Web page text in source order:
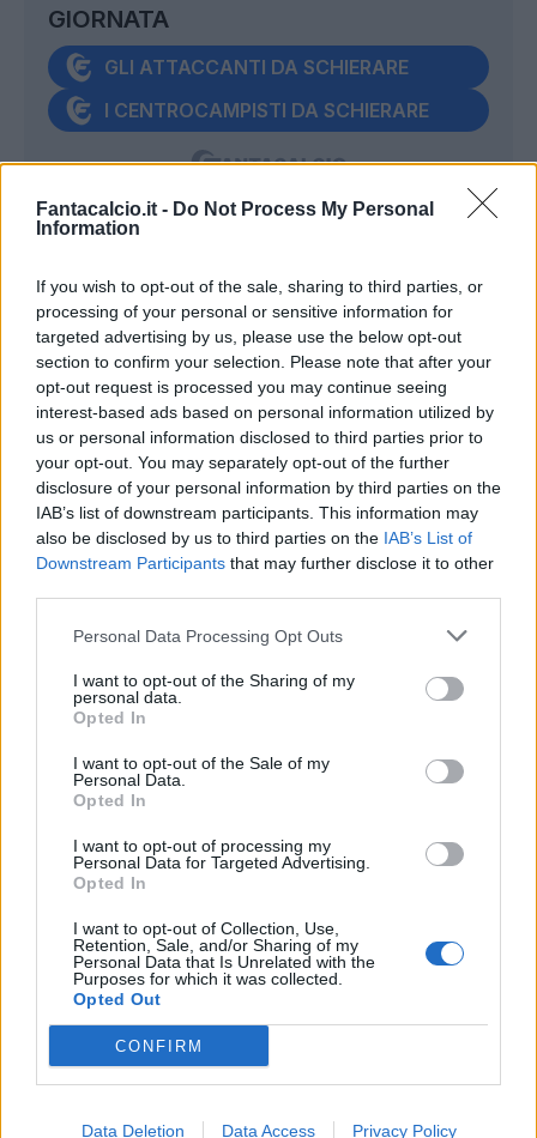
Fantacalcio.it - Do Not Process My Personal
Information
If you wish to opt-out of the sale, sharing to third parties, or
processing of your personal or sensitive information for
targeted advertising by us, please use the below opt-out
section to confirm your selection. Please note that after your
opt-out request is processed you may continue seeing
interest-based ads based on personal information utilized by
us or personal information disclosed to third parties prior to
your opt-out. You may separately opt-out of the further
disclosure of your personal information by third parties on the
IAB’s list of downstream participants. This information may
also be disclosed by us to third parties on the IAB’s List of
Downstream Participants that may further disclose it to other
Personal Data Processing Opt Outs
I want to opt-out of the Sharing of my
personal data.
Opted In
I want to opt-out of the Sale of my
Personal Data.
Opted In
I want to opt-out of processing my
Personal Data for Targeted Advertising.
Opted In
I want to opt-out of Collection, Use,
Retention, Sale, and/or Sharing of my
Personal Data that Is Unrelated with the
Purposes for which it was collected.
Opted Out
CONFIRM
Data Deletion Data Access Privacy Policy
GIORNATA
GLI ATTACCANTI DA SCHIERARE
I CENTROCAMPISTI DA SCHIERARE
poco dai suoi centravanti quest'anno, il
Lecce ha un problema evidente con i calci
piazzati. Il centrale del Napoli viene da due
prove positive di fila, è in crescita e proverà
anche a sbloccarsi in termini di bonus:
finora solo 1 assist, alla seconda giornata.
WESLEY - A Genova era squalificato e la
sua assenza si è sentita parecchio. Il lato
le sue orecchie, ha nelle gambe anche un
bonus decisivo. Esattamente come
all'andata.
DODO' - Inizialmente rimasto fuori in
Conference League, troppo importante per
Vanoli averlo al top nello scontro diretto di
lunedì a Cremona. Nelle ultime settimane
ha alzato il suo rendimento, anche se i
bonus latitano: è la chance giusta?